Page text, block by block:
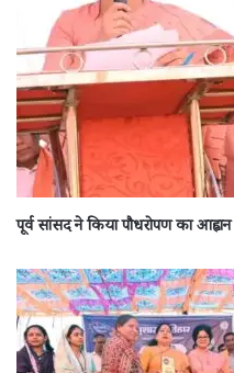
पूर्व सांसद ने किया पौधरोपण का आह्वान